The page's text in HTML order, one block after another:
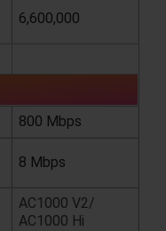
6,600,000
800 Mbps
8 Mbps
AC1000 V2/
AC1000 Hi